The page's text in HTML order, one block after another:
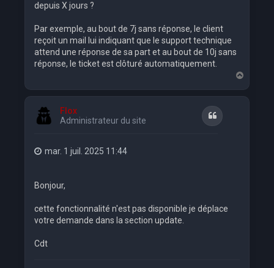
depuis X jours ?
Par exemple, au bout de 7j sans réponse, le client
reçoit un mail lui indiquant que le support technique
attend une réponse de sa part et au bout de 10j sans
réponse, le ticket est clôturé automatiquement.
a
u
Flox
Administrateur du site
Citation
mar. 1 juil. 2025 11:44
Bonjour,
cette fonctionnalité n'est pas disponible je déplace
votre demande dans la section update.
Cdt